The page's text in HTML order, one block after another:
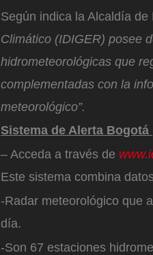
Según indica la Alcaldía de
Climático (IDIGER) posee
hidrometeorológicas que
complementadas con la
meteorológico”.
Sistema de Alerta Bogotá
– Acceda a través de
Este sistema combina
-Radar meteorológico que
día.
-Son 67 estaciones